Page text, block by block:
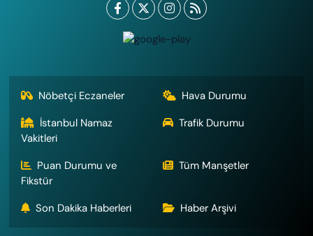
Nöbetçi Eczaneler
Hava Durumu
İstanbul Namaz
Vakitleri
Trafik Durumu
Puan Durumu ve
Fikstür
Tüm Manşetler
Son Dakika Haberleri Haber Arşivi